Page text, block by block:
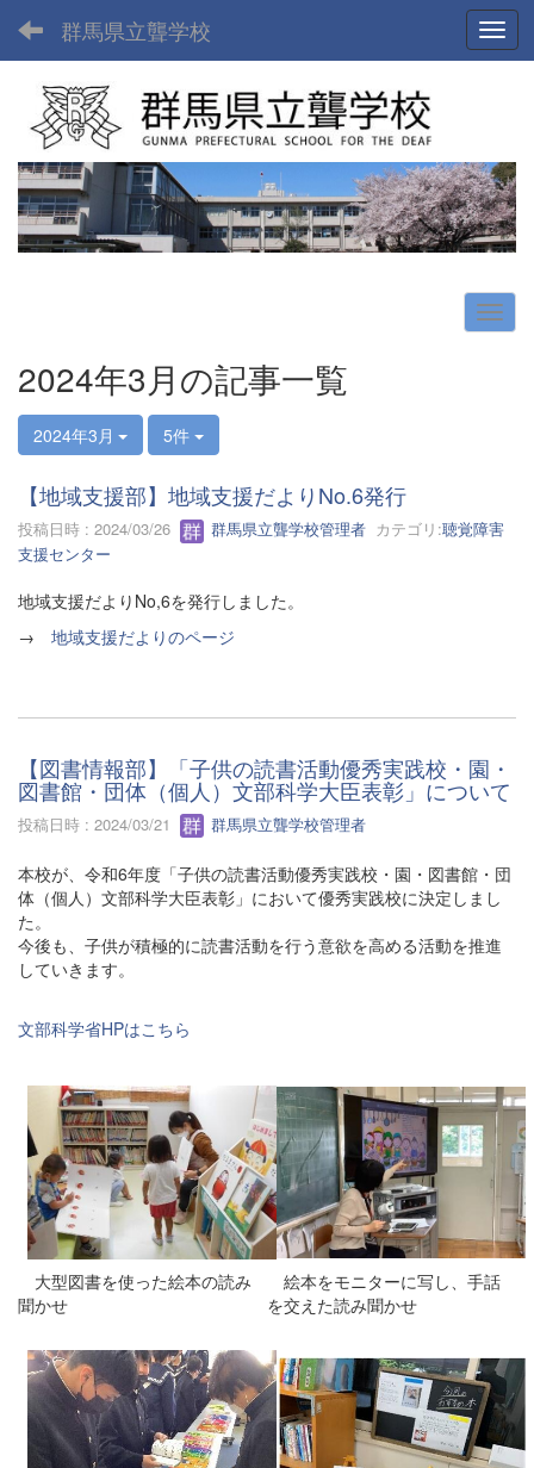
群馬県立聾学校
2024年3月の記事一覧
2024年3月 5件
【地域支援部】地域支援だよりNo.6発行
投稿日時 : 2024/03/26 群馬県立聾学校管理者 カテゴリ:聴覚障害
支援センター
地域支援だよりNo,6を発行しました。
→ 地域支援だよりのページ
【図書情報部】「子供の読書活動優秀実践校・園・
図書館・団体（個人）文部科学大臣表彰」について
投稿日時 : 2024/03/21 群馬県立聾学校管理者
本校が、令和6年度「子供の読書活動優秀実践校・園・図書館・団
体（個人）文部科学大臣表彰」において優秀実践校に決定しまし
た。
今後も、子供が積極的に読書活動を行う意欲を高める活動を推進
していきます。
文部科学省HPはこちら
大型図書を使った絵本の読み
聞かせ
絵本をモニターに写し、手話
を交えた読み聞かせ